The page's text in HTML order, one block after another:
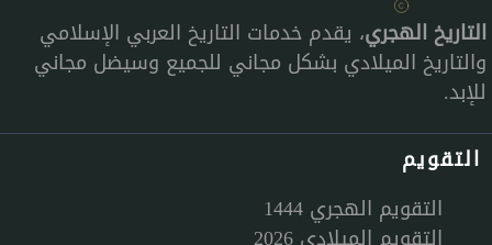
التاريخ الهجري، يقدم خدمات التاريخ العربي الإسلامي
والتاريخ الميلادي بشكل مجاني للجميع وسيضل مجاني
للإبد.
التقويم
التقويم الهجري 1444